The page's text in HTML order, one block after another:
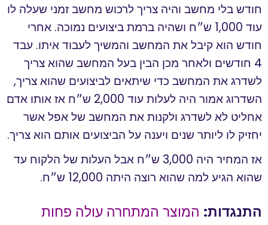
חודש בלי מחשב והיה צריך לרכוש מחשב זמני שעלה לו
עוד 1,000 ש״ח ושהיה ברמת ביצועים נמוכה. אחרי
חודש הוא קיבל את המחשב והמשיך לעבוד איתו. עבד
4 חודשים ולאחר מכן הבין בעל המחשב שהוא צריך
לשדרג את המחשב כדי שיתאים לביצועים שהוא צריך,
השדרוג אמור היה לעלות עוד 2,000 ש״ח אז אותו אדם
אחליט לא לשדרג ולקנות את המחשב של אפל אשר
יחזיק לו ליותר שנים ויענה על הביצועים אותם הוא צריך.
אז המחיר היה 3,000 ש״ח אבל העלות של הלקוח עד
שהוא הגיע למה שהוא רוצה היתה 12,000 ש״ח.
התנגדות: המוצר המתחרה עולה פחות